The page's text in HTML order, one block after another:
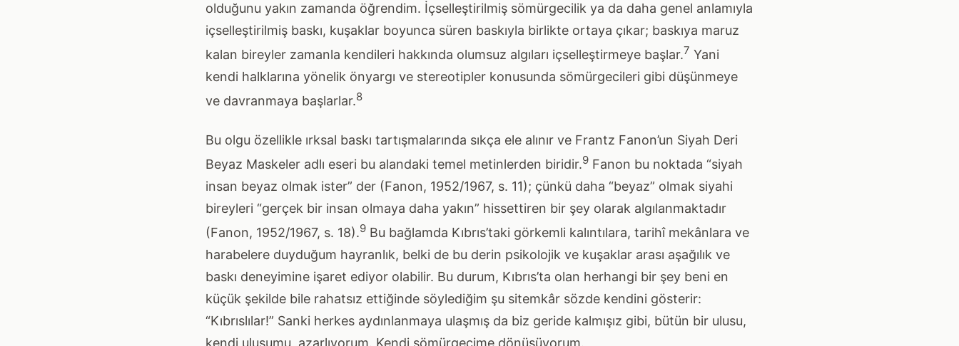
olduğunu yakın zamanda öğrendim. İçselleştirilmiş sömürgecilik ya da daha genel anlamıyla
içselleştirilmiş baskı, kuşaklar boyunca süren baskıyla birlikte ortaya çıkar; baskıya maruz
kalan bireyler zamanla kendileri hakkında olumsuz algıları içselleştirmeye başlar.7 Yani
kendi halklarına yönelik önyargı ve stereotipler konusunda sömürgecileri gibi düşünmeye
ve davranmaya başlarlar.8
Bu olgu özellikle ırksal baskı tartışmalarında sıkça ele alınır ve Frantz Fanon’un Siyah Deri
Beyaz Maskeler adlı eseri bu alandaki temel metinlerden biridir.9 Fanon bu noktada “siyah
insan beyaz olmak ister” der (Fanon, 1952/1967, s. 11); çünkü daha “beyaz” olmak siyahi
bireyleri “gerçek bir insan olmaya daha yakın” hissettiren bir şey olarak algılanmaktadır
(Fanon, 1952/1967, s. 18).9 Bu bağlamda Kıbrıs’taki görkemli kalıntılara, tarihî mekânlara ve
harabelere duyduğum hayranlık, belki de bu derin psikolojik ve kuşaklar arası aşağılık ve
baskı deneyimine işaret ediyor olabilir. Bu durum, Kıbrıs’ta olan herhangi bir şey beni en
küçük şekilde bile rahatsız ettiğinde söylediğim şu sitemkâr sözde kendini gösterir:
“Kıbrıslılar!” Sanki herkes aydınlanmaya ulaşmış da biz geride kalmışız gibi, bütün bir ulusu,
kendi ulusumu, azarlıyorum. Kendi sömürgecime dönüşüyorum.